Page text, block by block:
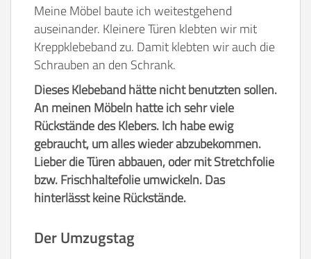
Meine Möbel baute ich weitestgehend
auseinander. Kleinere Türen klebten wir mit
Kreppklebeband zu. Damit klebten wir auch die
Schrauben an den Schrank.
Dieses Klebeband hätte nicht benutzten sollen.
An meinen Möbeln hatte ich sehr viele
Rückstände des Klebers. Ich habe ewig
gebraucht, um alles wieder abzubekommen.
Lieber die Türen abbauen, oder mit Stretchfolie
bzw. Frischhaltefolie umwickeln. Das
hinterlässt keine Rückstände.
Der Umzugstag